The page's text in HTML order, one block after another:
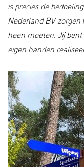
is precies de
Nederland BV
heen moeten. Jij
eigen handen